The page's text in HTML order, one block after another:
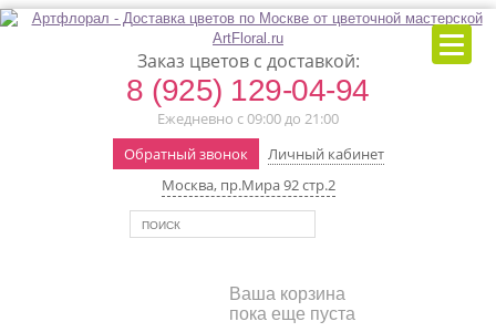
Заказ цветов с доставкой:
8 (925) 129-04-94
Ежедневно с 09:00 до 21:00
Обратный звонок
Личный кабинет
Москва, пр.Мира 92 стр.2
Ваша корзина
пока еще пуста